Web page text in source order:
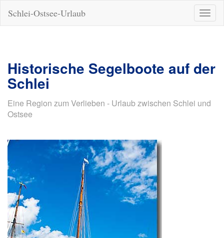
ein-/
Schlei-Ostsee-Urlaub
Historische Segelboote auf der
Schlei
Eine Region zum Verlieben - Urlaub zwischen Schlei und
Ostsee